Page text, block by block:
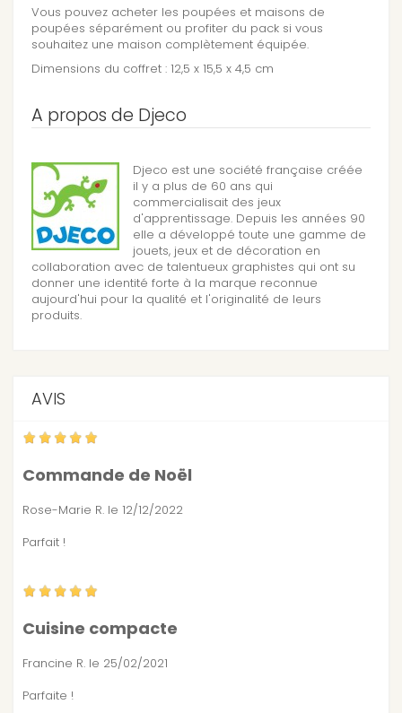
Vous pouvez acheter les poupées et maisons de
poupées séparément ou profiter du pack si vous
souhaitez une maison complètement équipée.
Dimensions du coffret : 12,5 x 15,5 x 4,5 cm
A propos de Djeco
Djeco est une société française créée
il y a plus de 60 ans qui
commercialisait des jeux
d'apprentissage. Depuis les années 90
elle a développé toute une gamme de
jouets, jeux et de décoration en
collaboration avec de talentueux graphistes qui ont su
donner une identité forte à la marque reconnue
aujourd'hui pour la qualité et l'originalité de leurs
produits.
AVIS
Commande de Noël
Rose-Marie R. le 12/12/2022
Parfait !
Cuisine compacte
Francine R. le 25/02/2021
Parfaite !